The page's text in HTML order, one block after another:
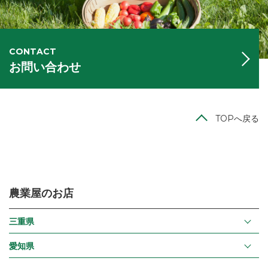
CONTACT
お問い合わせ
TOPへ戻る
農業屋のお店
三重県
愛知県